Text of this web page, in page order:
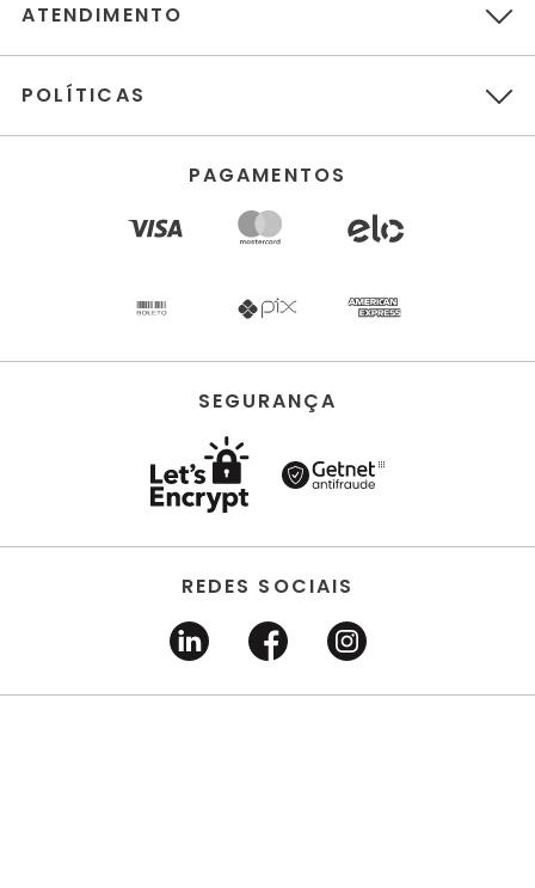
ATENDIMENTO
POLÍTICAS
PAGAMENTOS
SEGURANÇA
REDES SOCIAIS